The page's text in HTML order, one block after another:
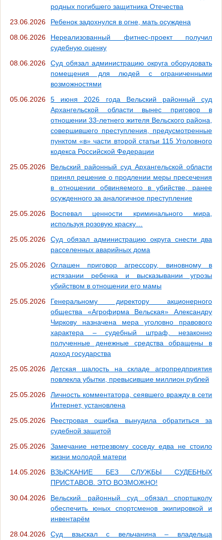
родных погибшего защитника Отечества
23.06.2026
Ребенок задохнулся в огне, мать осуждена
08.06.2026
Нереализованный фитнес-проект получил
судебную оценку
08.06.2026
Суд обязал администрацию округа оборудовать
помещения для людей с ограниченными
возможностями
05.06.2026
5 июня 2026 года Вельский районный суд
Архангельской области вынес приговор в
отношении 33-летнего жителя Вельского района,
совершившего преступления, предусмотренные
пунктом «в» части второй статьи 115 Уголовного
кодекса Российской Федерации
25.05.2026
Вельский районный суд Архангельской области
принял решение о продлении меры пресечения
в отношении обвиняемого в убийстве, ранее
осужденного за аналогичное преступление
25.05.2026
Воспевал ценности криминального мира,
используя розовую краску…
25.05.2026
Суд обязал администрацию округа снести два
расселенных аварийных дома
25.05.2026
Оглашен приговор агрессору, виновному в
истязании ребенка и высказывании угрозы
убийством в отношении его мамы
25.05.2026
Генеральному директору акционерного
общества «Агрофирма Вельская» Александру
Чиркову назначена мера уголовно правового
характера – судебный штраф, незаконно
полученные денежные средства обращены в
доход государства
25.05.2026
Детская шалость на складе агропредприятия
повлекла убытки, превысившие миллион рублей
25.05.2026
Личность комментатора, сеявшего вражду в сети
Интернет, установлена
25.05.2026
Реестровая ошибка вынудила обратиться за
судебной защитой
25.05.2026
Замечание нетрезвому соседу едва не стоило
жизни молодой матери
14.05.2026
ВЗЫСКАНИЕ БЕЗ СЛУЖБЫ СУДЕБНЫХ
ПРИСТАВОВ. ЭТО ВОЗМОЖНО!
30.04.2026
Вельский районный суд обязал спортшколу
обеспечить юных спортсменов экипировкой и
инвентарём
28.04.2026
Суд взыскал с вельчанина – владельца